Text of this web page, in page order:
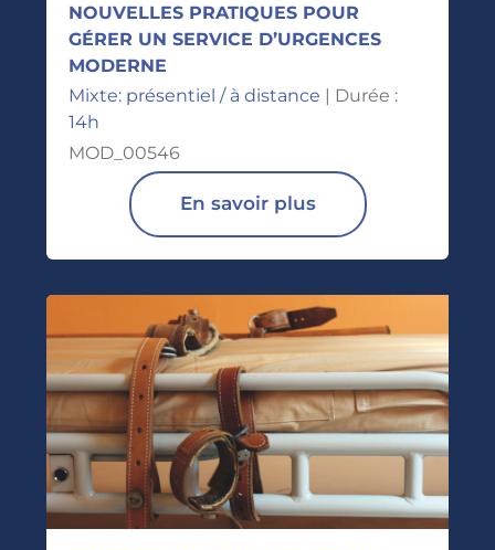
NOUVELLES PRATIQUES POUR
GÉRER UN SERVICE D’URGENCES
MODERNE
Mixte: présentiel / à distance | Durée :
14h
MOD_00546
En savoir plus